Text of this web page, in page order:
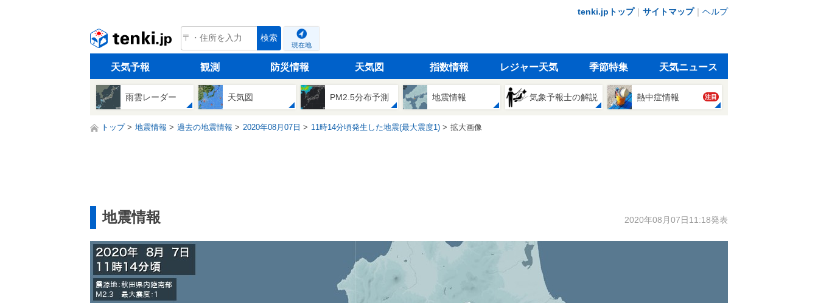
tenki.jpトップ｜ サイトマップ｜ ヘルプ
tenki.jp 検索
現在地
天気予報 観測 防災情報 天気図 指数情報 レジャー天気 季節特集 天気ニュース
雨雲レーダー 天気図 PM2.5分布予測 地震情報 気象予報士の解説 熱中症情報 注目
トップ 地震情報 過去の地震情報 2020年08月07日 11時14分頃発生した地震(最大震度1) 拡大画像
地震情報 2020年08月07日11:18発表